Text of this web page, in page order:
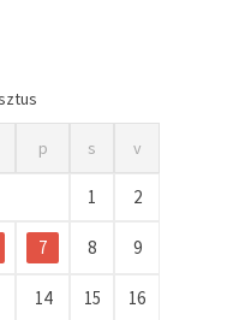
p s v
1 2
7 8 9
14 15 16